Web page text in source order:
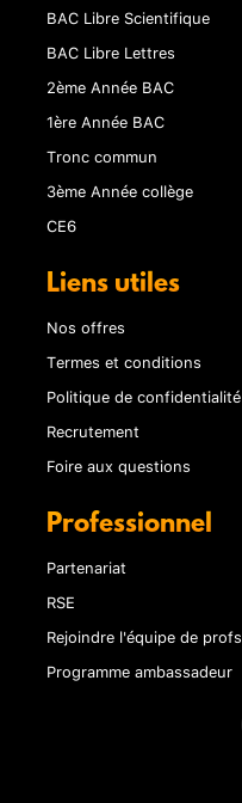
BAC Libre Scientifique
BAC Libre Lettres
2ème Année BAC
1ère Année BAC
Tronc commun
3ème Année collège
CE6
Liens utiles
Nos offres
Termes et conditions
Politique de confidentialité
Recrutement
Foire aux questions
Professionnel
Partenariat
RSE
Rejoindre l'équipe de profs
Programme ambassadeur